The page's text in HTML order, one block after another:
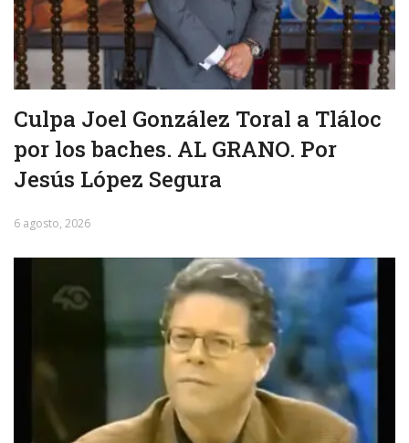
Culpa Joel González Toral a Tláloc
por los baches. AL GRANO. Por
Jesús López Segura
6 agosto, 2026